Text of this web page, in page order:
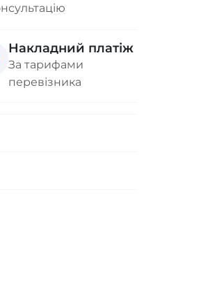
Накладний платіж
За тарифами
перевізника